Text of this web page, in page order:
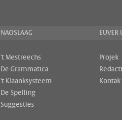
NAOSLAAG
't Mestreechs
De Grammatica
't Klaanksysteem
De Spelling
Suggesties
EUVER
Projek
Kontak